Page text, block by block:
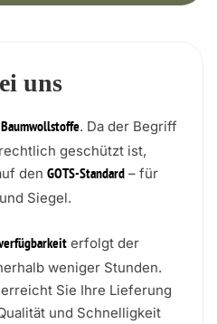
uns
. Da der Begriff
geschützt ist,
den GOTS-Standard – für
Siegel.
erfolgt der
weniger Stunden.
Sie Ihre Lieferung
und Schnelligkeit